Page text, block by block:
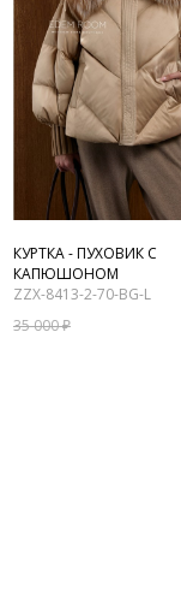
КУРТКА - ПУХОВИК С
КАПЮШОНОМ
ZZX-8413-2-70-BG-L
35 000 ₽